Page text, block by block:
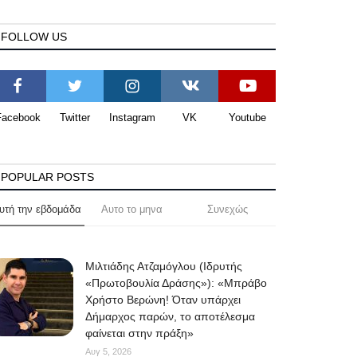
FOLLOW US
Twitter Instagram VK Youtube
POPULAR POSTS
την εβδομάδα Αυτο το μηνα Συνεχώς
Μιλτιάδης Ατζαμόγλου (Ιδρυτής
«Πρωτοβουλία Δράσης»): «Μπράβο
Χρήστο Βερώνη! Όταν υπάρχει
Δήμαρχος παρών, το αποτέλεσμα
φαίνεται στην πράξη»
Αυγ 5, 2026